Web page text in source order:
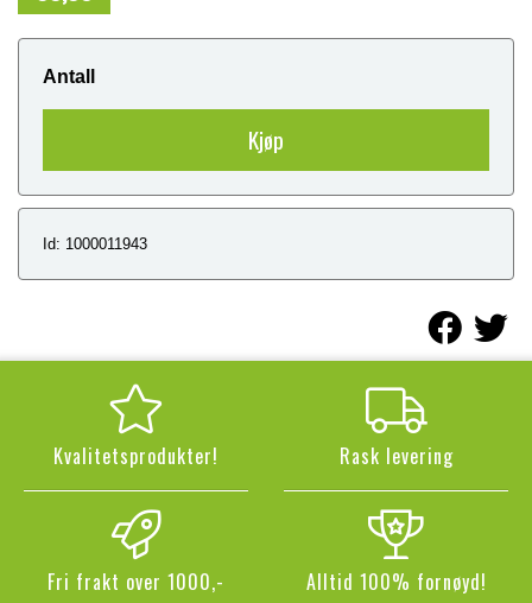
Antall
Kjøp
Id: 1000011943
Kvalitetsprodukter! Rask levering
Fri frakt over 1000,- Alltid 100% fornøyd!